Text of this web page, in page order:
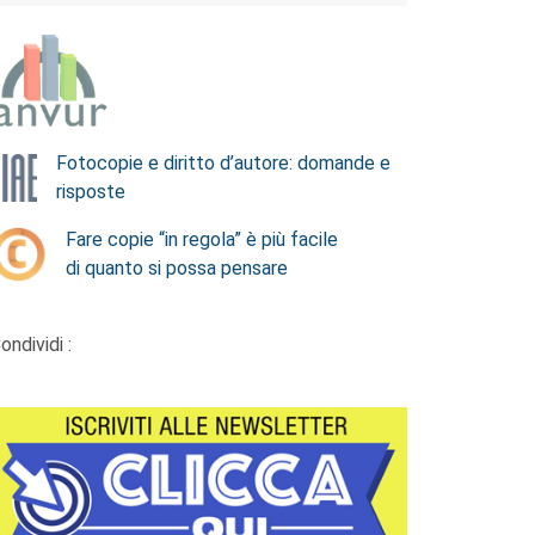
Fotocopie e diritto d’autore: domande e
risposte
Fare copie “in regola” è più facile
di quanto si possa pensare
: